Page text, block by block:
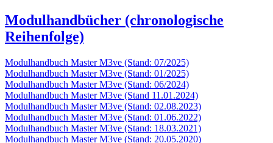
Modulhandbücher (chronologische
Reihenfolge)
Modulhandbuch Master M3ve (Stand: 07/2025)
Modulhandbuch Master M3ve (Stand: 01/2025)
Modulhandbuch Master M3ve (Stand: 06/2024)
Modulhandbuch Master M3ve (Stand 11.01.2024)
Modulhandbuch Master M3ve (Stand: 02.08.2023)
Modulhandbuch Master M3ve (Stand: 01.06.2022)
Modulhandbuch Master M3ve (Stand: 18.03.2021)
Modulhandbuch Master M3ve (Stand: 20.05.2020)